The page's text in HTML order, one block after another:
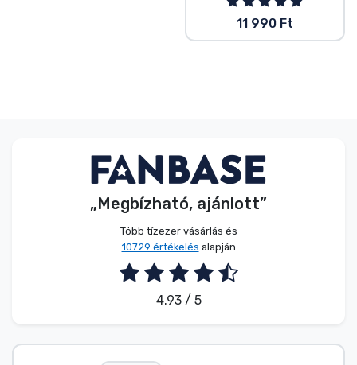
11 990 Ft
„Megbízható, ajánlott”
Több tízezer vásárlás és
10729 értékelés alapján
4.93 / 5